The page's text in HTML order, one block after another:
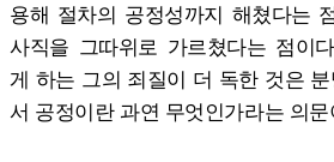
용해 절차의 공정성까지 해쳤다는
사직을 그따위로 가르쳤다는 점이
게 하는 그의 죄질이 더 독한 것은
서 공정이란 과연 무엇인가라는 의